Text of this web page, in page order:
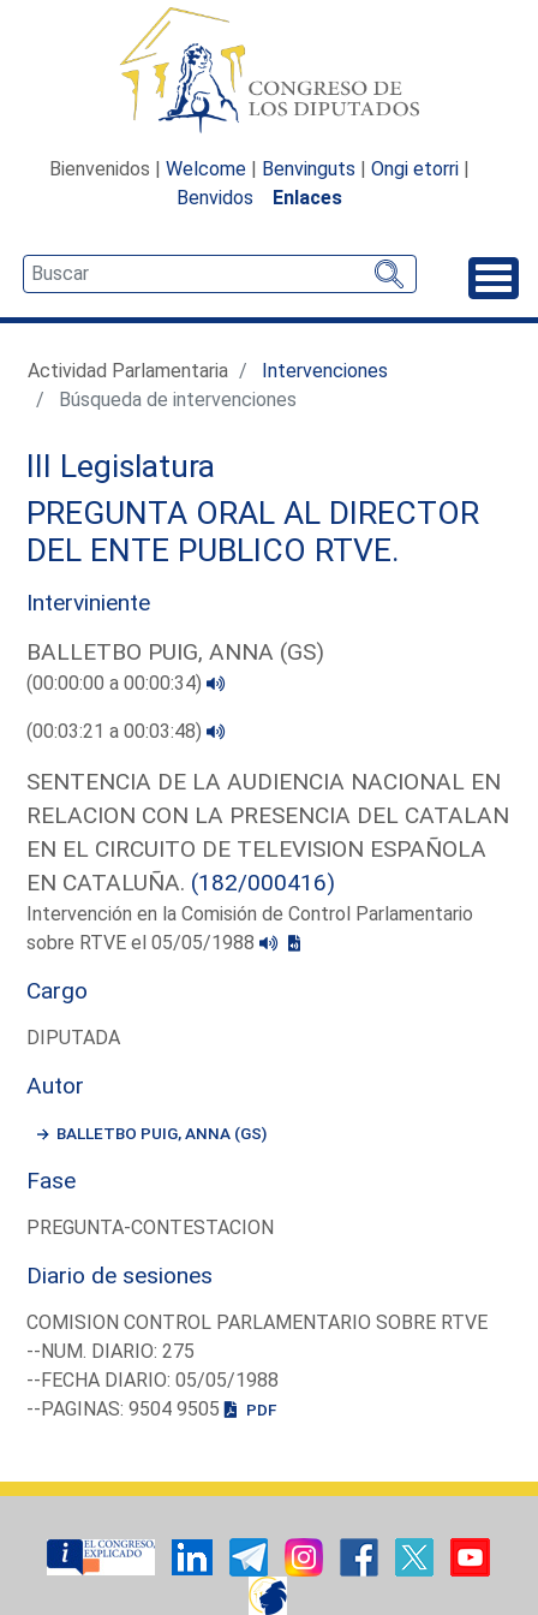
Bienvenidos | Welcome | Benvinguts | Ongi etorri |
Benvidos
Enlaces
Actividad Parlamentaria
Intervenciones
Búsqueda de intervenciones
III Legislatura
PREGUNTA ORAL AL DIRECTOR
DEL ENTE PUBLICO RTVE.
Interviniente
BALLETBO PUIG, ANNA (GS)
(00:00:00 a 00:00:34)
(00:03:21 a 00:03:48)
SENTENCIA DE LA AUDIENCIA NACIONAL EN
RELACION CON LA PRESENCIA DEL CATALAN
EN EL CIRCUITO DE TELEVISION ESPAÑOLA
EN CATALUÑA. (182/000416)
Intervención en la Comisión de Control Parlamentario
sobre RTVE el 05/05/1988
Cargo
DIPUTADA
Autor
BALLETBO PUIG, ANNA (GS)
Fase
PREGUNTA-CONTESTACION
Diario de sesiones
COMISION CONTROL PARLAMENTARIO SOBRE RTVE
--NUM. DIARIO: 275
--FECHA DIARIO: 05/05/1988
--PAGINAS: 9504 9505
PDF